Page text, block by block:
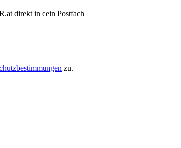
direkt in dein Postfach
zu.